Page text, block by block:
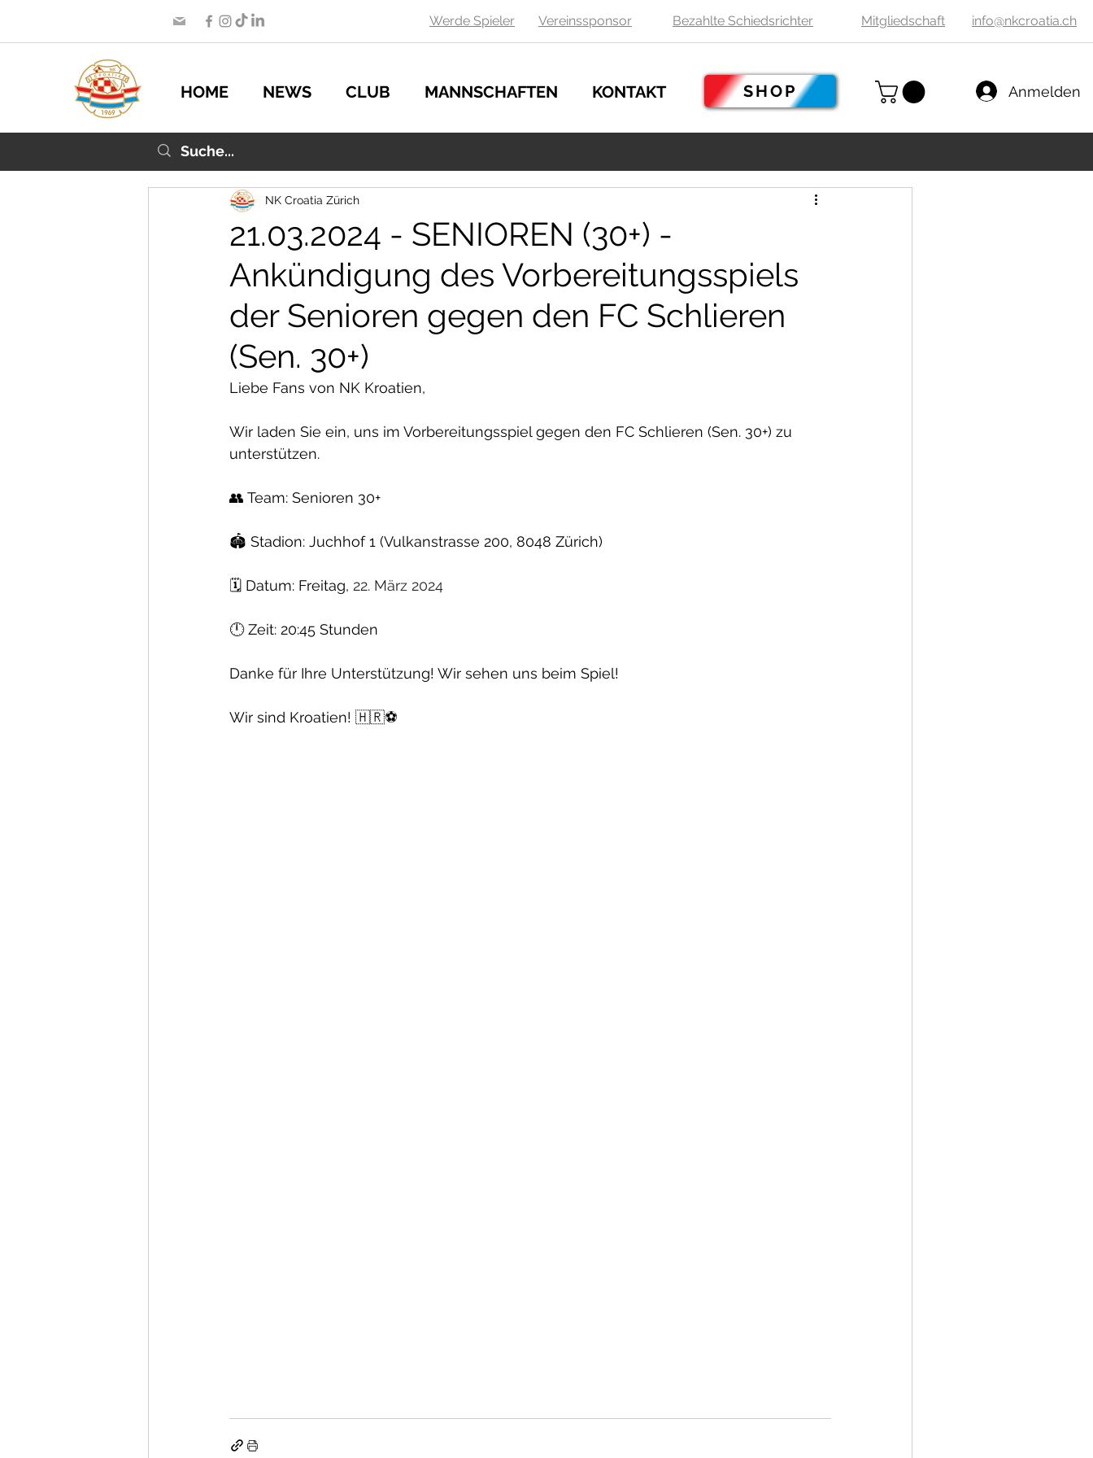
Werde Spieler Vereinssponsor Bezahlte Schiedsrichter Mitgliedschaft info@nkcroatia.ch
HOME NEWS CLUB MANNSCHAFTEN KONTAKT SHOP Anmelden
21.03.2024 - SENIOREN (30+) -
Ankündigung des Vorbereitungsspiels
der Senioren gegen den FC Schlieren
(Sen. 30+)
NK Croatia Zürich
Liebe Fans von NK Kroatien,
Wir laden Sie ein, uns im Vorbereitungsspiel gegen den FC Schlieren (Sen. 30+) zu
unterstützen.
👥 Team: Senioren 30+
🏟 Stadion: Juchhof 1 (Vulkanstrasse 200, 8048 Zürich)
🗓 Datum: Freitag, 22. März 2024
🕛 Zeit: 20:45 Stunden
Danke für Ihre Unterstützung! Wir sehen uns beim Spiel!
Wir sind Kroatien! 🇭🇷⚽️